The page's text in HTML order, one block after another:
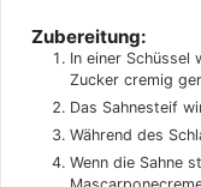
Zubereitung:
In einer Schüssel
Zucker cremig
Das Sahnesteif
Während des
Wenn die Sahne